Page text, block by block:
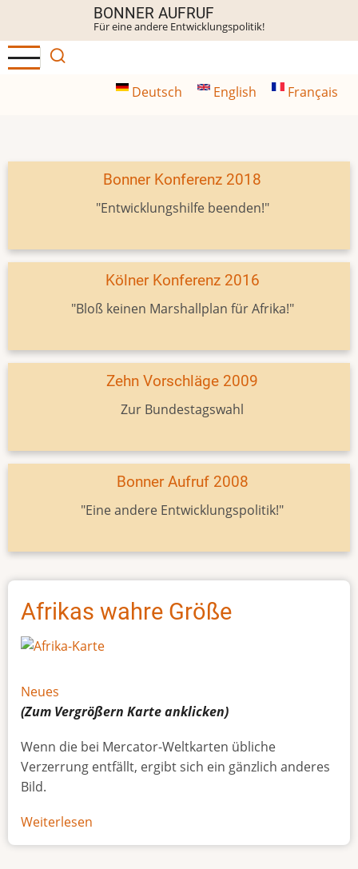
Inhalt
BONNER AUFRUF
Für eine andere Entwicklungspolitik!
Deutsch English Français
Bonner Konferenz 2018
"Entwicklungshilfe beenden!"
Kölner Konferenz 2016
"Bloß keinen Marshallplan für Afrika!"
Zehn Vorschläge 2009
Zur Bundestagswahl
Bonner Aufruf 2008
"Eine andere Entwicklungspolitik!"
Afrikas wahre Größe
Neues
(Zum Vergrößern Karteanklicken)
Wenn die bei Mercator-Weltkarten übliche
Verzerrung entfällt, ergibt sich ein gänzlich anderes
Bild.
Weiterlesen
Afrikas